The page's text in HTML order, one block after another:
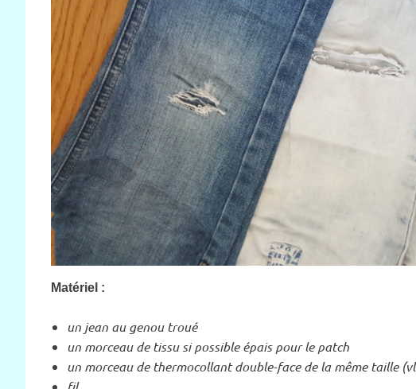
Matériel :
un jean au genou troué
un morceau de tissu si possible épais pour le patch
un morceau de thermocollant double-face de la même taille